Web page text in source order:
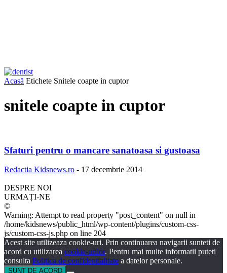
Acasă Etichete Snitele coapte in cuptor
snitele coapte in cuptor
Sfaturi pentru o mancare sanatoasa si gustoasa
Redactia Kidsnews.ro - 17 decembrie 2014
DESPRE NOI
URMAȚI-NE
©
Warning: Attempt to read property "post_content" on null in
/home/kidsnews/public_html/wp-content/plugins/custom-css-
js/custom-css-js.php on line 204
Acest site utilizeaza cookie-uri. Prin continuarea navigarii sunteti de
acord cu utilizarea cookie-urilor. Pentru mai multe informatii puteti
consulta Politica de confidentialitate a datelor personale.
SUNT DE ACORD